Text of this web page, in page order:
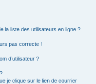
la liste des utilisateurs en ligne ?
pas correcte !
d’utilisateur ?
je clique sur le lien de courrier